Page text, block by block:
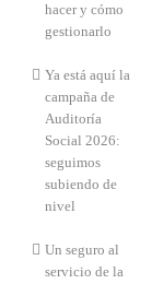
hacer y cómo
gestionarlo
Ya está aquí la
campaña de
Auditoría
Social 2026:
seguimos
subiendo de
nivel
Un seguro al
servicio de la